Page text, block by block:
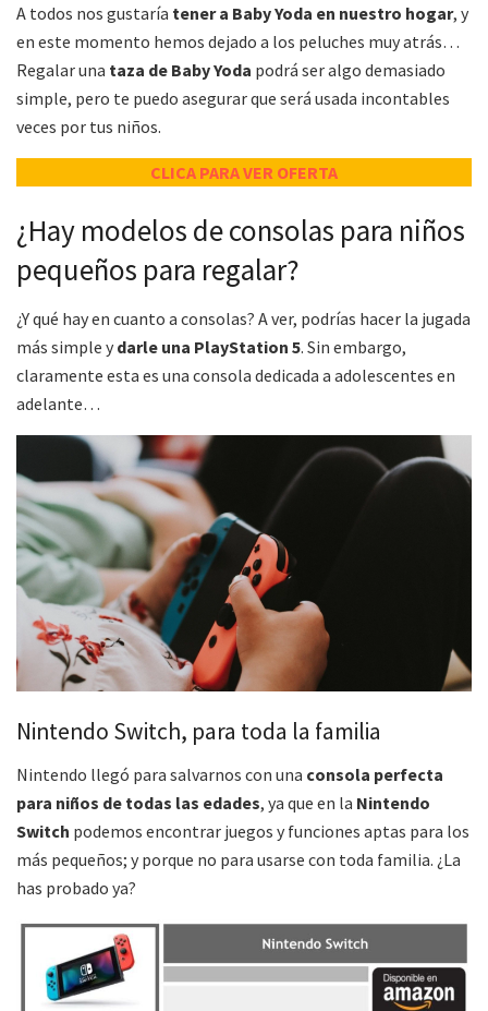
A todos nos gustaría tener a Baby Yoda en nuestro hogar, y
en este momento hemos dejado a los peluches muy atrás…
Regalar una taza de Baby Yoda podrá ser algo demasiado
simple, pero te puedo asegurar que será usada incontables
veces por tus niños.
CLICA PARA VER OFERTA
¿Hay modelos de consolas para niños
pequeños para regalar?
¿Y qué hay en cuanto a consolas? A ver, podrías hacer la jugada
más simple y darle una PlayStation 5. Sin embargo,
claramente esta es una consola dedicada a adolescentes en
adelante…
Nintendo Switch, para toda la familia
Nintendo llegó para salvarnos con una consola perfecta
para niños de todas las edades, ya que en la Nintendo
Switch podemos encontrar juegos y funciones aptas para los
más pequeños; y porque no para usarse con toda familia. ¿La
has probado ya?